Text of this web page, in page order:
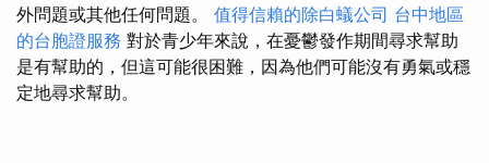
外問題或其他任何問題。 值得信賴的除白蟻公司 台中地區
的台胞證服務 對於青少年來說，在憂鬱發作期間尋求幫助
是有幫助的，但這可能很困難，因為他們可能沒有勇氣或穩
定地尋求幫助。